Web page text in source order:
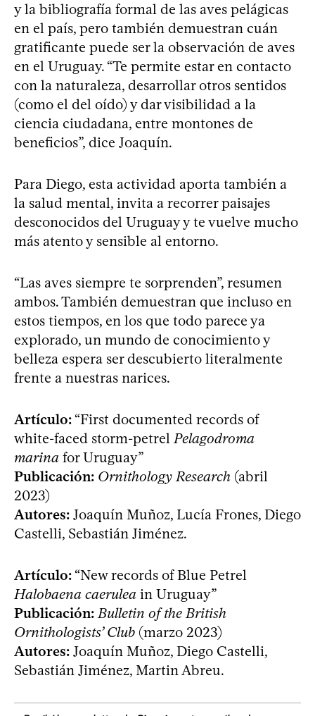
y la bibliografía formal de las aves pelágicas
en el país, pero también demuestran cuán
gratificante puede ser la observación de aves
en el Uruguay. “Te permite estar en contacto
con la naturaleza, desarrollar otros sentidos
(como el del oído) y dar visibilidad a la
ciencia ciudadana, entre montones de
beneficios”, dice Joaquín.
Para Diego, esta actividad aporta también a
la salud mental, invita a recorrer paisajes
desconocidos del Uruguay y te vuelve mucho
más atento y sensible al entorno.
“Las aves siempre te sorprenden”, resumen
ambos. También demuestran que incluso en
estos tiempos, en los que todo parece ya
explorado, un mundo de conocimiento y
belleza espera ser descubierto literalmente
frente a nuestras narices.
Artículo: “First documented records of
white‑faced storm‑petrelPelagodroma
marina for Uruguay”
Publicación: Ornithology Research (abril
2023)
Autores: Joaquín Muñoz, Lucía Frones, Diego
Castelli, Sebastián Jiménez.
Artículo: “New records of Blue Petrel
Halobaena caerulea in Uruguay”
Publicación: Bulletin of the British
Ornithologists’ Club (marzo 2023)
Autores: Joaquín Muñoz, Diego Castelli,
Sebastián Jiménez, Martin Abreu.